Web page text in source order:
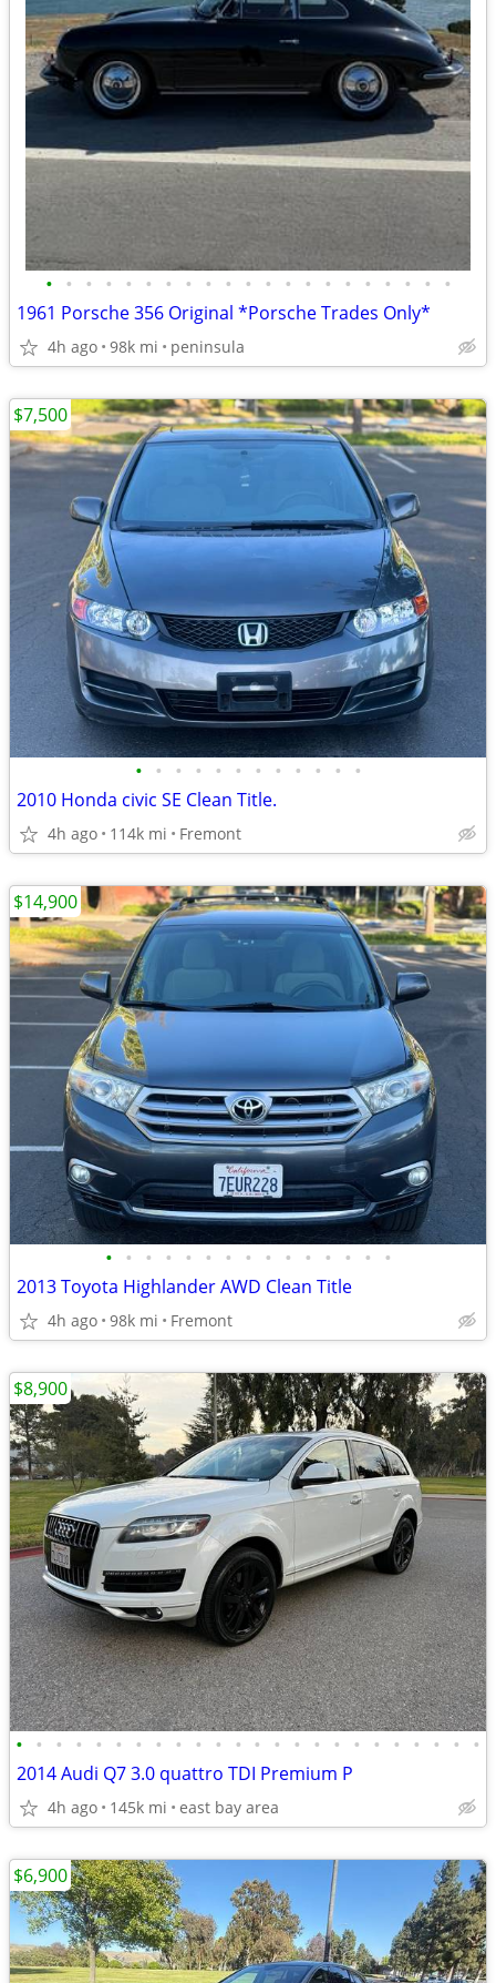
• • • • • • • • • • • • • • • • • • • • •
1961 Porsche 356 Original *Porsche Trades Only*
4h ago 98k mi peninsula
• • • • • • • • • • • •
2010 Honda civic SE Clean Title.
4h ago 114k mi Fremont
$7,500
• • • • • • • • • • • • • • •
2013 Toyota Highlander AWD Clean Title
4h ago 98k mi Fremont
$14,900
• • • • • • • • • • • • • • • • • • • • • • • •
2014 Audi Q7 3.0 quattro TDI Premium P
4h ago 145k mi east bay area
$8,900
$6,900